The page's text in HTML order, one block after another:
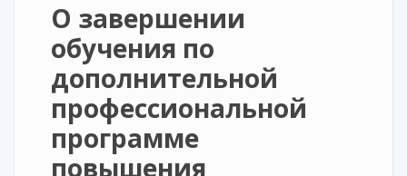
О завершении
обучения по
дополнительной
профессиональной
программе
повышения